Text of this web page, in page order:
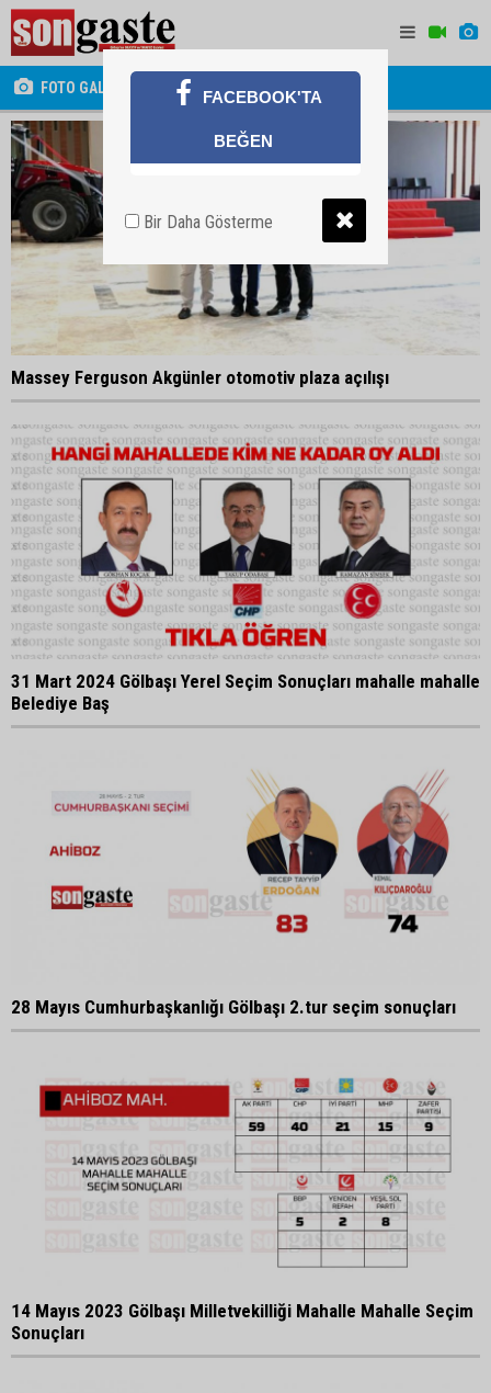
FOTO GALERİ
Massey Ferguson Akgünler otomotiv plaza açılışı
31 Mart 2024 Gölbaşı Yerel Seçim Sonuçları mahalle mahalle
Belediye Baş
28 Mayıs Cumhurbaşkanlığı Gölbaşı 2.tur seçim sonuçları
14 Mayıs 2023 Gölbaşı Milletvekilliği Mahalle Mahalle Seçim
Sonuçları
FACEBOOK'TA
BEĞEN
Bir Daha Gösterme